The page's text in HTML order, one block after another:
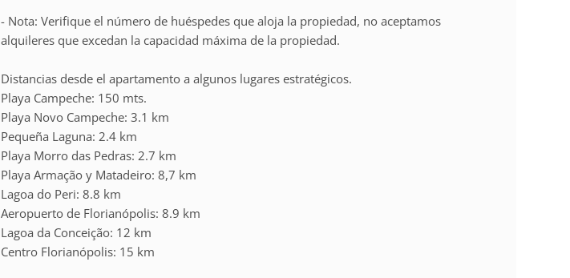
- Nota: Verifique el número de huéspedes que aloja la propiedad, no aceptamos
alquileres que excedan la capacidad máxima de la propiedad.
Distancias desde el apartamento a algunos lugares estratégicos.
Playa Campeche: 150 mts.
Playa Novo Campeche: 3.1 km
Pequeña Laguna: 2.4 km
Playa Morro das Pedras: 2.7 km
Playa Armação y Matadeiro: 8,7 km
Lagoa do Peri: 8.8 km
Aeropuerto de Florianópolis: 8.9 km
Lagoa da Conceição: 12 km
Centro Florianópolis: 15 km